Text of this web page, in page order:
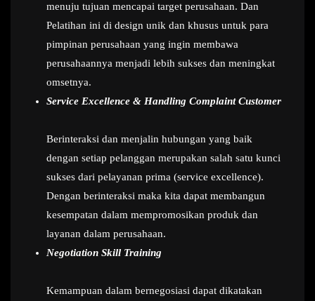
menuju tujuan mencapai target perusahaan. Dan
Pelatihan ini di design unik dan khusus untuk para
pimpinan perusahaan yang ingin membawa
perusahaannya menjadi lebih sukses dan meningkat
omsetnya.
Service Excellence & Handling Complaint Customer
Berinteraksi dan menjalin hubungan yang baik
dengan setiap pelanggan merupakan salah satu kunci
sukses dari pelayanan prima (service excellence).
Dengan berinteraksi maka kita dapat membangun
kesempatan dalam mempromosikan produk dan
layanan dalam perusahaan.
Negotiation Skill Training
Kemampuan dalam bernegosiasi dapat dikatakan